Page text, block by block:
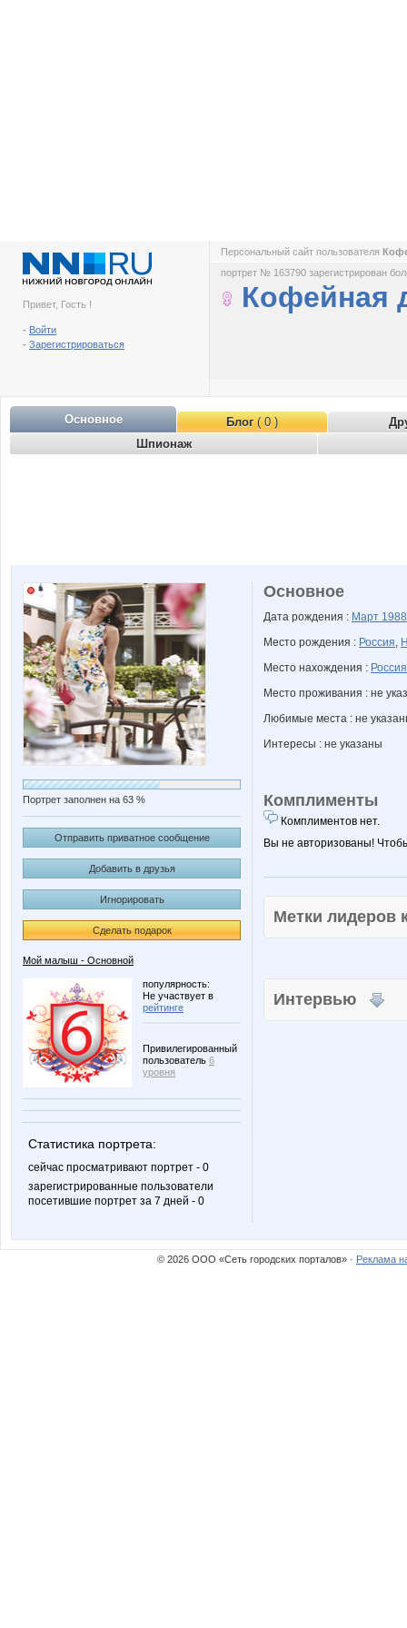
Привет, Гость !
- Войти
- Зарегистрироваться
Персональный сайт пользователя
портрет № 163790 зарегистрирован
Кофейная
Основное Блог( 0 )
Шпионаж
Портрет заполнен на 63 %
Отправить приватное сообщение
Добавить в друзья
Игнорировать
Сделать подарок
Мой малыш - Основной
популярность:
Не участвует в
рейтинге
Привилегированный
пользователь 6
уровня
Статистика портрета:
сейчас просматривают портрет - 0
зарегистрированные пользователи
посетившие портрет за 7 дней - 0
Основное
Дата рождения : Март 1988
Место рождения : Россия,
Место нахождения : Россия
Место проживания : не
Любимые места : не
Интересы : не указаны
Комплименты
Комплиментов нет.
Вы не авторизованы!
Метки
Интервью
© 2026 ООО «Сеть городских порталов» · Реклама